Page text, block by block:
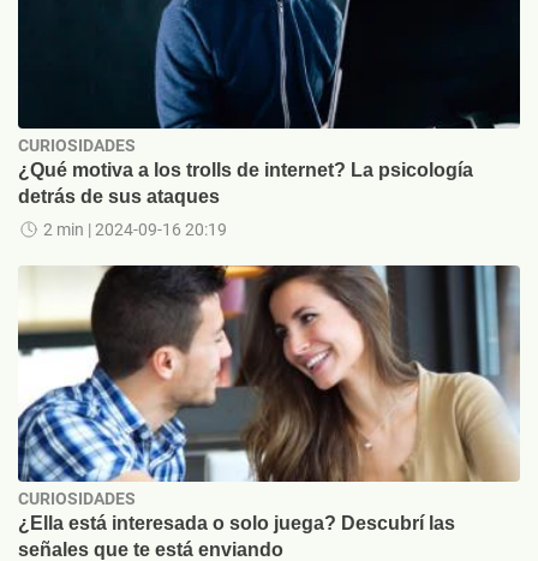
CURIOSIDADES
¿Qué motiva a los trolls de internet? La psicología
detrás de sus ataques
2 min | 2024-09-16 20:19
CURIOSIDADES
¿Ella está interesada o solo juega? Descubrí las
señales que te está enviando